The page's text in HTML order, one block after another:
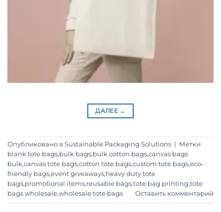
ДАЛЕЕ →
Опубликовано в Sustainable Packaging Solutions | Метки
blank tote bags,bulk bags,bulk cotton bags,canvas bags
bulk,canvas tote bags,cotton tote bags,custom tote bags,eco-
friendly bags,event giveaways,heavy duty tote
bags,promotional items,reusable bags,tote bag printing,tote
bags wholesale,wholesale tote bags Оставить комментарий